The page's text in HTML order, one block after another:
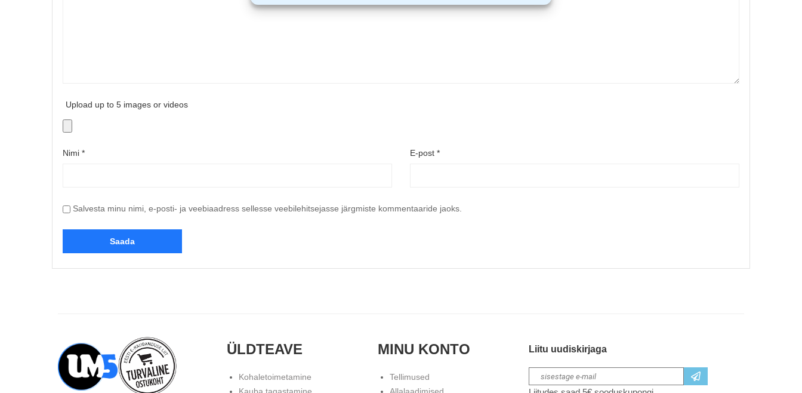
Upload up to 5 images or videos
Nimi * E-post *
Salvesta minu nimi, e-posti- ja veebiaadress sellesse veebilehitsejasse järgmiste kommentaaride jaoks.
ÜLDTEAVE
Kohaletoimetamine
MINU KONTO
Tellimused
Liitu uudiskirjaga